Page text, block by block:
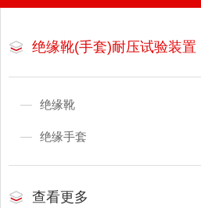
绝缘靴(手套)耐压试验装置
绝缘靴
绝缘手套
查看更多